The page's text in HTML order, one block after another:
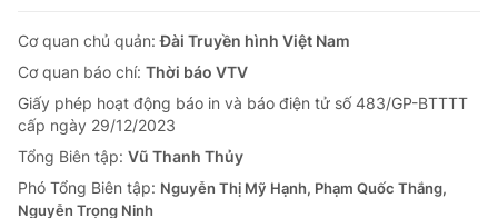
Cơ quan chủ quản:Đài Truyền hình Việt Nam
Cơ quan báo chí: Thời báo VTV
Giấy phép hoạt động báo in và báo điện tử số 483/GP-BTTTT
cấp ngày 29/12/2023
Tổng Biên tập: Vũ Thanh Thủy
Phó Tổng Biên tập: Nguyễn Thị Mỹ Hạnh, Phạm Quốc Thắng,
Nguyễn Trọng Ninh